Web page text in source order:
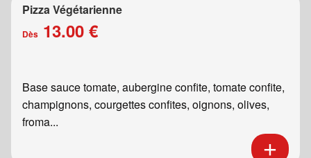
Pizza Végétarienne
Dès 13.00 €
Base sauce tomate, aubergine confite, tomate confite,
champignons, courgettes confites, oignons, olives,
froma...